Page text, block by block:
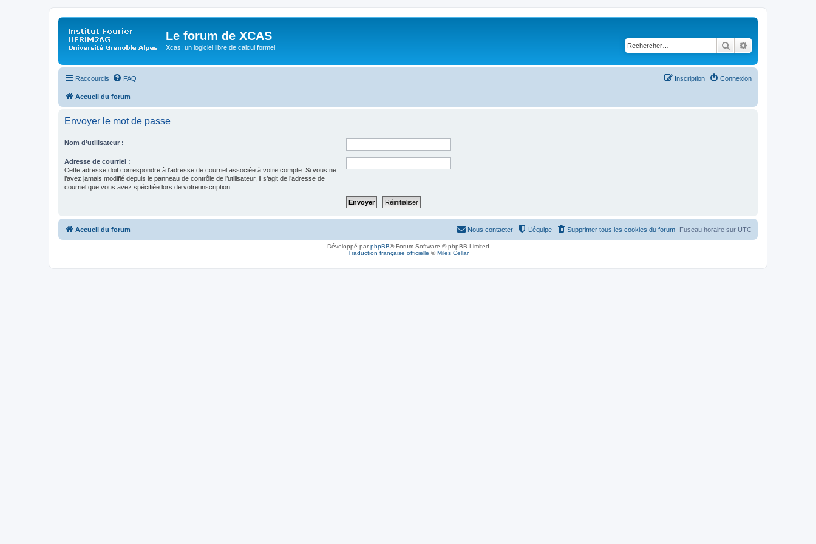
Le forum de XCAS
Xcas: un logiciel libre de calcul formel Rechercher
Raccourcis FAQ Connexion
Inscription
Accueil du forum
Envoyer le mot de passe
Nom d’utilisateur :
Adresse de courriel :
Cette adresse doit correspondre à l’adresse de courriel associée à votre compte. Si vous ne
l’avez jamais modifié depuis le panneau de contrôle de l’utilisateur, il s’agit de l’adresse de
courriel que vous avez spécifiée lors de votre inscription.
Accueil du forum Fuseau horaire sur UTC
Supprimer tous les cookies du forum
L’équipe
Nous contacter
Développé parphpBB® Forum Software © phpBB Limited
Traduction française officielle ©Miles Cellar